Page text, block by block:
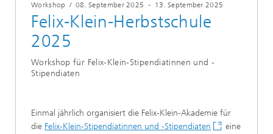
Workshop / 08. September 2025 - 13. September 2025
Felix-Klein-Herbstschule
2025
Workshop für Felix-Klein-Stipendiatinnen und -
Stipendiaten
Einmal jährlich organisiert die Felix-Klein-Akademie für
die Felix-Klein-Stipendiatinnen und -Stipendiaten
eine